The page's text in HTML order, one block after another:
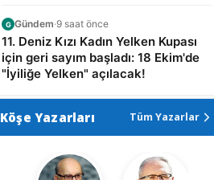
G Gündem·9 saat önce
11. Deniz Kızı Kadın Yelken Kupası
için geri sayım başladı: 18 Ekim'de
"İyiliğe Yelken" açılacak!
Köşe Yazarları Tüm Yazarlar